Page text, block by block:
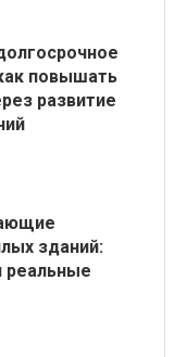
повышать
развитие
зданий:
реальные